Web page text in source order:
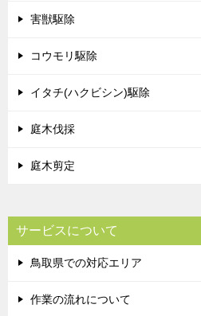
害獣駆除
コウモリ駆除
イタチ(ハクビシン)駆除
庭木伐採
庭木剪定
サービスについて
鳥取県での対応エリア
作業の流れについて